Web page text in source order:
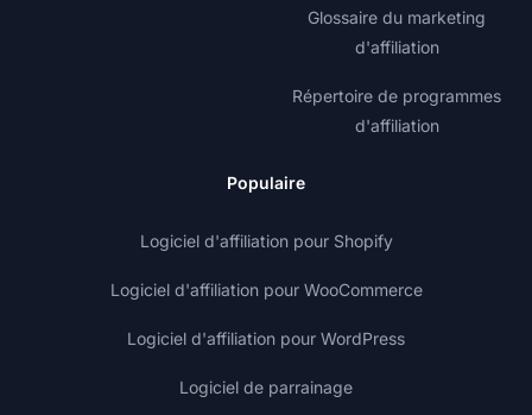
Glossaire du marketing
d'affiliation
Répertoire de programmes
d'affiliation
Populaire
Logiciel d'affiliation pour Shopify
Logiciel d'affiliation pour WooCommerce
Logiciel d'affiliation pour WordPress
Logiciel de parrainage